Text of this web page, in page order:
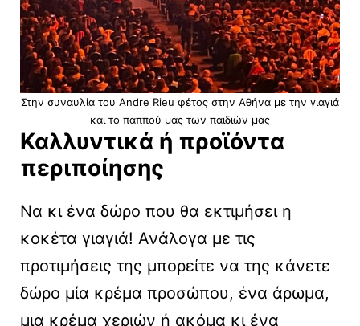
Στην συναυλία του Andre Rieu φέτος στην Αθήνα με την γιαγιά
και το παππού μας των παιδιών μας
Καλλυντικά ή προϊόντα
περιποίησης
Να κι ένα δώρο που θα εκτιμήσει η
κοκέτα γιαγιά! Ανάλογα με τις
προτιμήσεις της μπορείτε να της κάνετε
δώρο μία κρέμα προσώπου, ένα άρωμα,
μια κρέμα χεριών ή ακόμα κι ένα